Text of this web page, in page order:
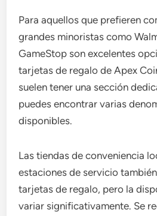
Para aquellos que prefieren
grandes minoristas como
GameStop son excelentes
tarjetas de regalo de Apex
suelen tener una sección
puedes encontrar varias
disponibles.
Las tiendas de conveniencia
estaciones de servicio
tarjetas de regalo, pero la
variar significativamente. Se